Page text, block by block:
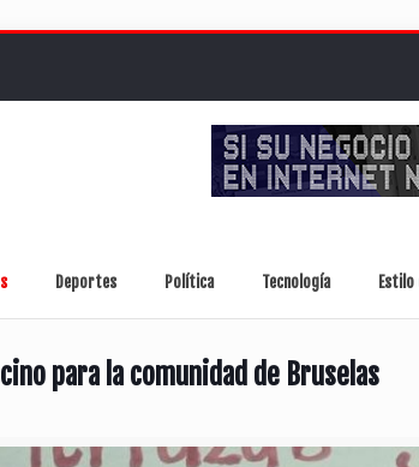
Deportes Política Tecnología Estilo
para la comunidad de Bruselas